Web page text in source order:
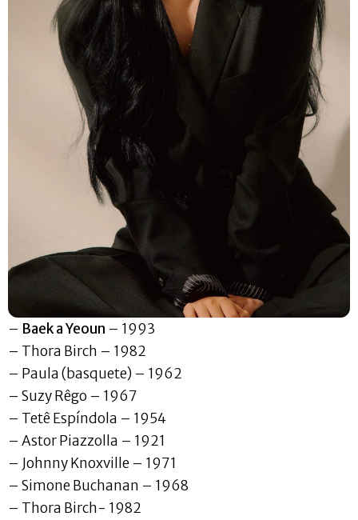
– Baek a Yeoun – 1993
– Thora Birch – 1982
– Paula (basquete) – 1962
– Suzy Rêgo – 1967
– Tetê Espíndola – 1954
– Astor Piazzolla – 1921
– Johnny Knoxville – 1971
– Simone Buchanan – 1968
– Thora Birch- 1982